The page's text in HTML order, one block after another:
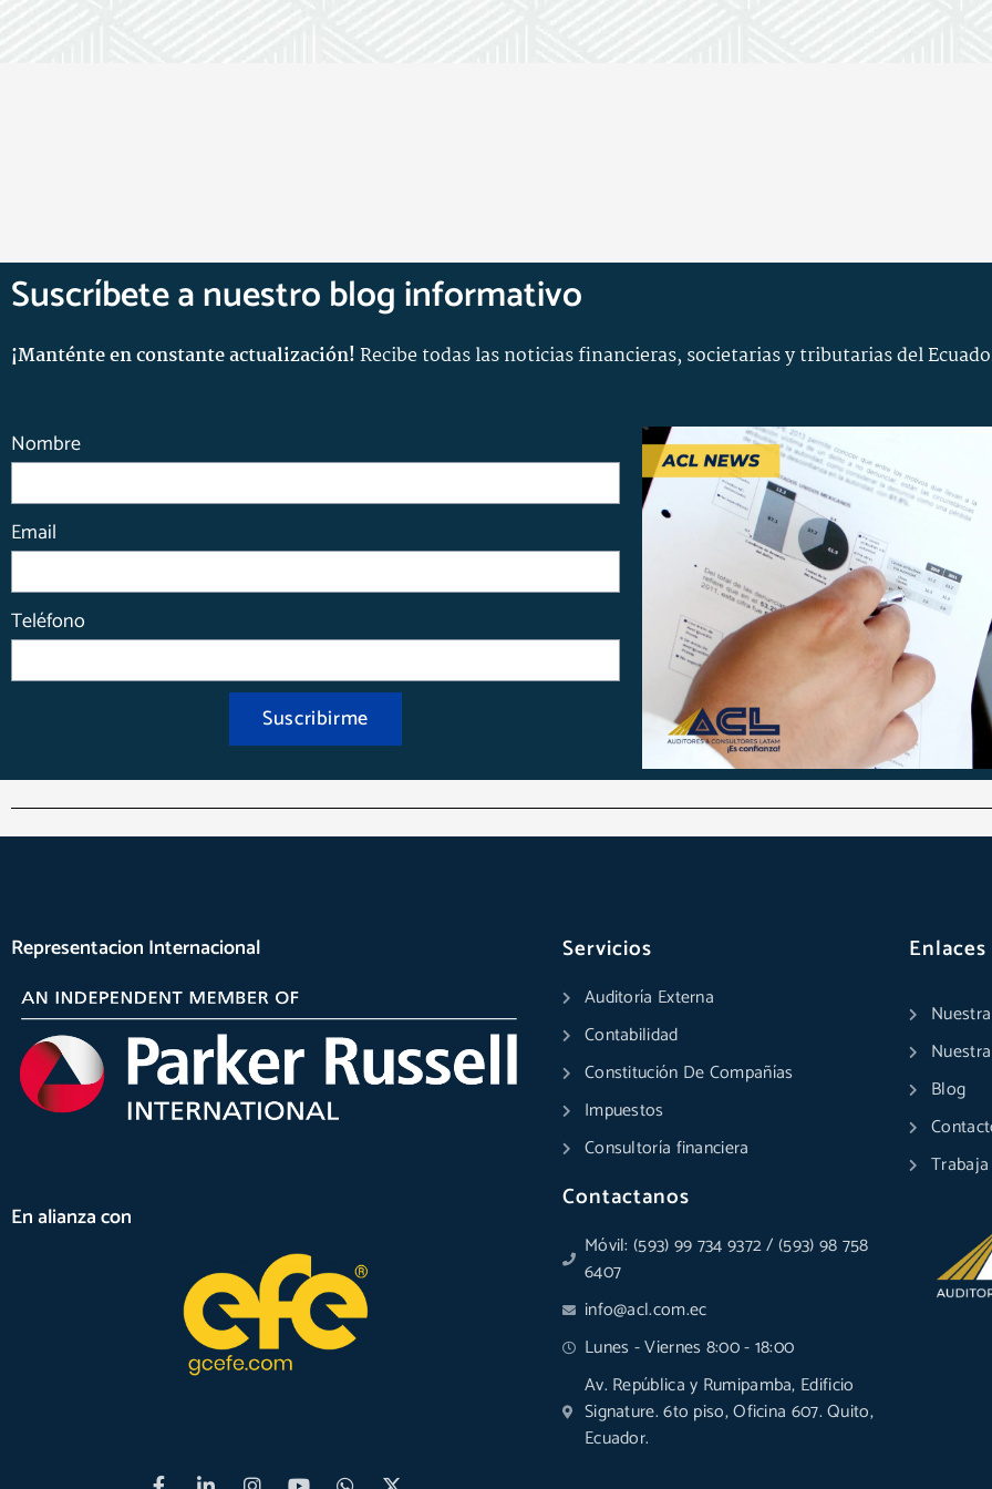
Suscríbete a nuestro blog informativo
¡Manténte en constante actualización!Recibe todas las noticias financieras, societarias y tributarias del
Nombre
Email
Teléfono
Suscribirme
Representacion Internacional
En alianza con
Servicios
Auditoría Externa
Contabilidad
Constitución De Compañías
Impuestos
Consultoría financiera
Contactanos
Móvil: (593) 99 734 9372 / (593) 98 758
6407
info@acl.com.ec
Lunes - Viernes 8:00 - 18:00
Av. República y Rumipamba, Edificio
Signature. 6to piso, Oficina 607. Quito,
Ecuador.
Blog